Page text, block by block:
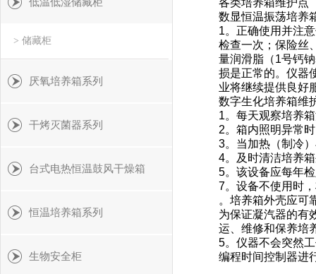
各类培养箱维护点
数显恒温振荡培养
1。正确使用并注
检查一次；保险丝
量润滑脂（1号钙
损是正常的。仪器
业将继续提供良好
数字生化培养箱维
1。每天观察培养
2。箱内照明异常
3。当加热（制冷
4。及时清洁培养
5。该设备应每年
7。设备不使用时
。培养箱外壳应可
为保证凝汽器的有
运、维修和保养培
5。仪器不会突然
编程时间控制器进
> 储藏柜
厌氧培养箱系列
干烤灭菌器系列
台式电热恒温鼓风干燥箱
恒温培养箱系列
生物安全柜